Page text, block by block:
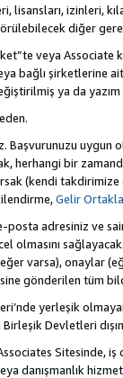
izinleri,
diğer
veya
bağlı şirketlerine
ya da
uygun
herhangi bir
(kendi
Gelir
adresiniz ve
olmasını
varsa), onaylar
gönderilen tüm
yerleşik
Devletleri
Sitesinde,
danışmanlık